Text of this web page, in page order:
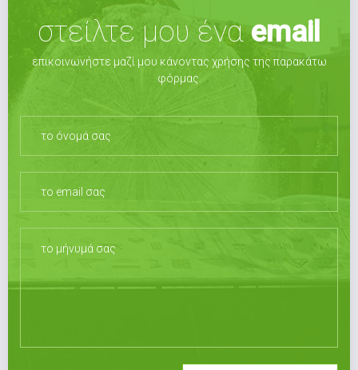
στείλτε μου έναemail
επικοινωνήστε μαζί μου κάνοντας χρήσης της παρακάτω
φόρμας.